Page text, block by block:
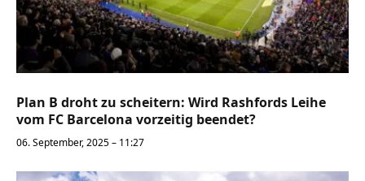
Plan B droht zu scheitern: Wird Rashfords Leihe
vom FC Barcelona vorzeitig beendet?
06. September, 2025 – 11:27